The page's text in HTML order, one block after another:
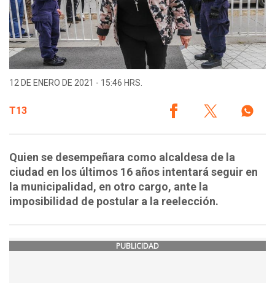
12 DE ENERO DE 2021 - 15:46 HRS.
T13
Quien se desempeñara como alcaldesa de la
ciudad en los últimos 16 años intentará seguir en
la municipalidad, en otro cargo, ante la
imposibilidad de postular a la reelección.
PUBLICIDAD